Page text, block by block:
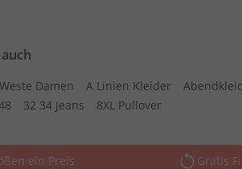
Damen A Linien Kleider
32 34 Jeans 8XL Pullover
ein Preis Gratis